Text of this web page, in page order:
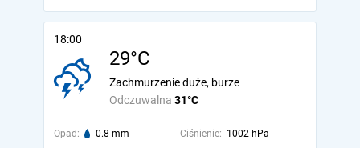
18:00
29°C
Odczuwalna 31°C
Zachmurzenie duże, burze
Opad: 0.8 mm Ciśnienie: 1002 hPa